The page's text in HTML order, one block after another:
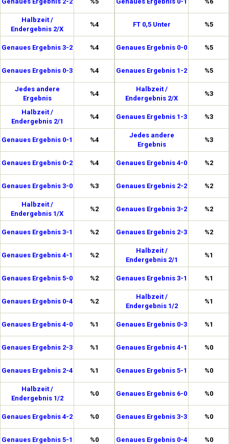
Halbzeit /
Endergebnis 2/X
%4
Genaues Ergebnis 3-2 %4
Genaues Ergebnis 0-3 %4
Jedes andere
Ergebnis
%4
Halbzeit /
Endergebnis 2/1
%4
Genaues Ergebnis 0-1 %4
Genaues Ergebnis 0-2 %4
Genaues Ergebnis 3-0 %3
Halbzeit /
Endergebnis 1/X
%2
Genaues Ergebnis 3-1 %2
Genaues Ergebnis 4-1 %2
Genaues Ergebnis 5-0 %2
Genaues Ergebnis 0-4 %2
Genaues Ergebnis 4-0 %1
Genaues Ergebnis 2-3 %1
Genaues Ergebnis 2-4 %1
Halbzeit /
Endergebnis 1/2
%0
Genaues Ergebnis 4-2 %0
Genaues Ergebnis 5-1 %0
FT 0,5 Unter %5
Genaues Ergebnis 0-0 %5
Genaues Ergebnis 1-2 %5
Halbzeit /
Endergebnis 2/X
%3
Genaues Ergebnis 1-3 %3
Jedes andere
Ergebnis
%3
Genaues Ergebnis 4-0 %2
Genaues Ergebnis 2-2 %2
Genaues Ergebnis 3-2 %2
Genaues Ergebnis 2-3 %2
Halbzeit /
Endergebnis 2/1
%1
Genaues Ergebnis 3-1 %1
Halbzeit /
Endergebnis 1/2
%1
Genaues Ergebnis 0-3 %1
Genaues Ergebnis 4-1 %0
Genaues Ergebnis 5-1 %0
Genaues Ergebnis 6-0 %0
Genaues Ergebnis 3-3 %0
Genaues Ergebnis 0-4 %0